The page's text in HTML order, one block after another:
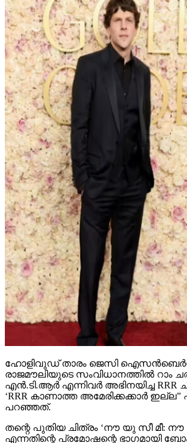
ഹോളിവുഡ് താരം ജെസി
രാജമൗലിയുടെ സംവിധാനത്തില്‍ റാം
എന്‍.ടി.ആര്‍ എന്നിവര്‍ അഭിനയിച്ച RRR
‘RRR കാണാത്ത അമേരിക്കക്കാര്‍
പറഞ്ഞത്.
തന്റെ പുതിയ ചിത്രം ‘നൗ യു സീ മീ:
എന്നതിന്റെ പ്രമോഷന്റെ ഭാഗമായി